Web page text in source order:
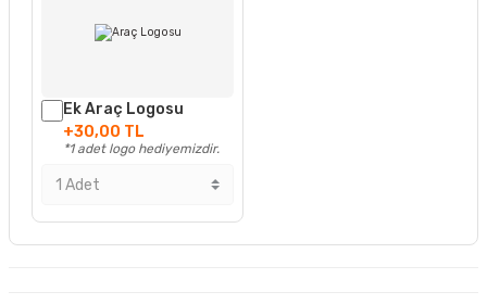
Ek Araç Logosu
+30,00 TL
*1 adet logo hediyemizdir.